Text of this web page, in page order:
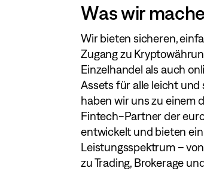
Was wir
Wir bieten sicheren,
Zugang zu
Einzelhandel als auch
Assets für alle leicht und
haben wir uns zu einem
Fintech-Partner der
entwickelt und bieten
Leistungsspektrum –
zu Trading, Brokerage